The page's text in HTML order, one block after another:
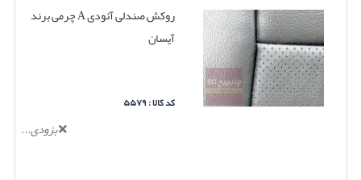
روکش صندلی آئودی A چرمی برند
آیسان
کد کالا : ۵۵۷۹
بزودی...